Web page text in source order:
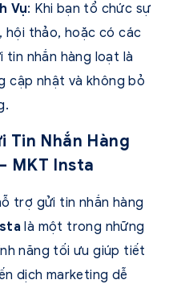
Vụ: Khi bạn tổ chức sự
hội thảo, hoặc có các
tin nhắn hàng loạt là
cập nhật và không bỏ
Tin Nhắn Hàng
MKT Insta
trợ gửi tin nhắn hàng
là một trong những
năng tối ưu giúp tiết
dịch marketing dễ